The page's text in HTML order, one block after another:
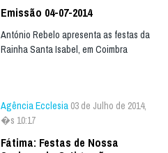
Emissão 04-07-2014
António Rebelo apresenta as festas da
Rainha Santa Isabel, em Coimbra
Agência Ecclesia 03 de Julho de 2014,
�s 10:17
Fátima: Festas de Nossa